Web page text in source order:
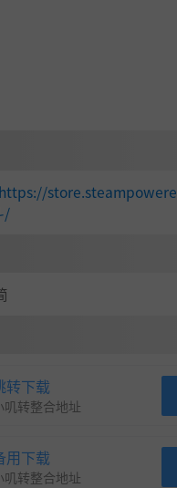
https://
/
转下载
叽转整合地址
用下载
叽转整合地址